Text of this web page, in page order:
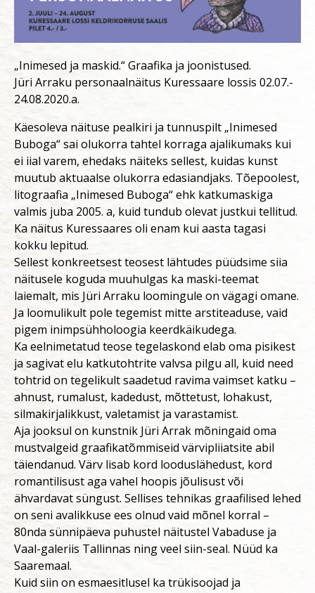
„Inimesed ja maskid.“ Graafika ja joonistused.
Jüri Arraku personaalnäitus Kuressaare lossis 02.07.-
24.08.2020.a.
Käesoleva näituse pealkiri ja tunnuspilt „Inimesed
Buboga“ sai olukorra tahtel korraga ajalikumaks kui
ei iial varem, ehedaks näiteks sellest, kuidas kunst
muutub aktuaalse olukorra edasiandjaks. Tõepoolest,
litograafia „Inimesed Buboga“ ehk katkumaskiga
valmis juba 2005. a, kuid tundub olevat justkui tellitud.
Ka näitus Kuressaares oli enam kui aasta tagasi
kokku lepitud.
Sellest konkreetsest teosest lähtudes püüdsime siia
näitusele koguda muuhulgas ka maski-teemat
laiemalt, mis Jüri Arraku loomingule on vägagi omane.
Ja loomulikult pole tegemist mitte arstiteaduse, vaid
pigem inimpsühholoogia keerdkäikudega.
Ka eelnimetatud teose tegelaskond elab oma pisikest
ja sagivat elu katkutohtrite valvsa pilgu all, kuid need
tohtrid on tegelikult saadetud ravima vaimset katku –
ahnust, rumalust, kadedust, mõttetust, lohakust,
silmakirjalikkust, valetamist ja varastamist.
Aja jooksul on kunstnik Jüri Arrak mõningaid oma
mustvalgeid graafikatõmmiseid värvipliiatsite abil
täiendanud. Värv lisab kord looduslähedust, kord
romantilisust aga vahel hoopis jõulisust või
ähvardavat süngust. Sellises tehnikas graafilised lehed
on seni avalikkuse ees olnud vaid mõnel korral –
80nda sünnipäeva puhustel näitustel Vabaduse ja
Vaal-galeriis Tallinnas ning veel siin-seal. Nüüd ka
Saaremaal.
Kuid siin on esmaesitlusel ka trükisoojad ja